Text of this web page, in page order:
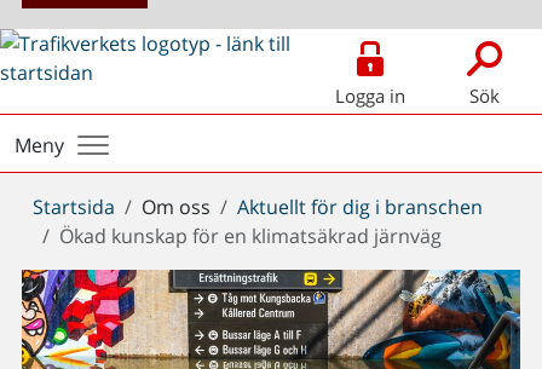
Logga in Sök
Meny
Du
är
här:
Startsida Om oss
Aktuellt för dig i branschen
Ökad kunskap för en klimatsäkrad järnväg